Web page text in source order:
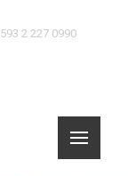
593 2 227 0990